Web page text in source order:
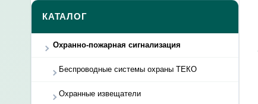
КАТАЛОГ
Охранно-пожарная сигнализация
Беспроводные системы охраны ТЕКО
Охранные извещатели